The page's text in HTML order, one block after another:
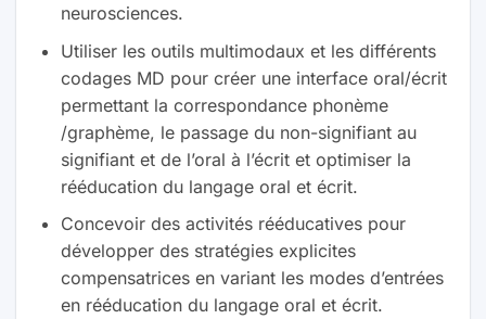
neurosciences.
Utiliser les outils multimodaux et les différents
codages MD pour créer une interface oral/écrit
permettant la correspondance phonème
/graphème, le passage du non-signifiant au
signifiant et de l’oral à l’écrit et optimiser la
rééducation du langage oral et écrit.
Concevoir des activités rééducatives pour
développer des stratégies explicites
compensatrices en variant les modes d’entrées
en rééducation du langage oral et écrit.